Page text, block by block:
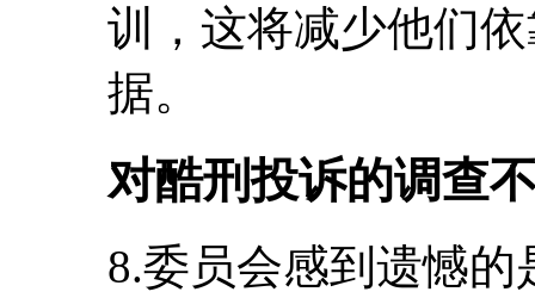
训，这将减少他们
据。
对酷刑投诉的调查
8.委员会感到遗憾